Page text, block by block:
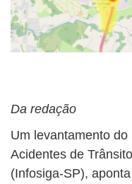
Da redação
Um levantamento
Acidentes de
(Infosiga-SP),